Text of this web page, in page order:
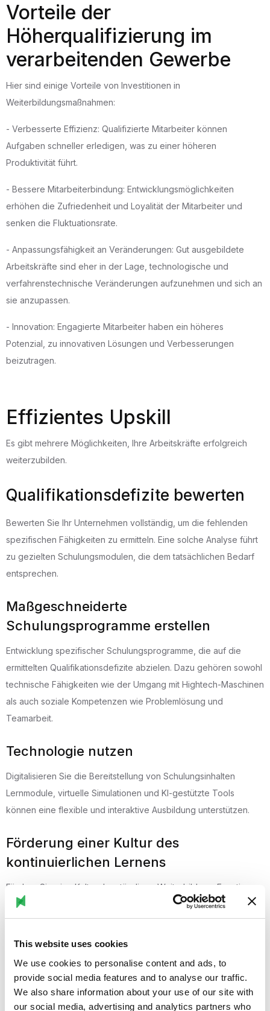
This website uses cookies
We use cookies to personalise content and ads, to
provide social media features and to analyse our traffic.
We also share information about your use of our site with
our social media, advertising and analytics partners who
Vorteile der
Höherqualifizierung im
verarbeitenden Gewerbe
Hier sind einige Vorteile von Investitionen in
Weiterbildungsmaßnahmen:
- Verbesserte Effizienz: Qualifizierte Mitarbeiter können
Aufgaben schneller erledigen, was zu einer höheren
Produktivität führt.
- Bessere Mitarbeiterbindung: Entwicklungsmöglichkeiten
erhöhen die Zufriedenheit und Loyalität der Mitarbeiter und
senken die Fluktuationsrate.
- Anpassungsfähigkeit an Veränderungen: Gut ausgebildete
Arbeitskräfte sind eher in der Lage, technologische und
verfahrenstechnische Veränderungen aufzunehmen und sich an
sie anzupassen.
- Innovation: Engagierte Mitarbeiter haben ein höheres
Potenzial, zu innovativen Lösungen und Verbesserungen
beizutragen.
Effizientes Upskill
Es gibt mehrere Möglichkeiten, Ihre Arbeitskräfte erfolgreich
weiterzubilden.
Qualifikationsdefizite bewerten
Bewerten Sie Ihr Unternehmen vollständig, um die fehlenden
spezifischen Fähigkeiten zu ermitteln. Eine solche Analyse führt
zu gezielten Schulungsmodulen, die dem tatsächlichen Bedarf
entsprechen.
Maßgeschneiderte
Schulungsprogramme erstellen
Entwicklung spezifischer Schulungsprogramme, die auf die
ermittelten Qualifikationsdefizite abzielen. Dazu gehören sowohl
technische Fähigkeiten wie der Umgang mit Hightech-Maschinen
als auch soziale Kompetenzen wie Problemlösung und
Teamarbeit.
Technologie nutzen
Digitalisieren Sie die Bereitstellung von Schulungsinhalten
Lernmodule, virtuelle Simulationen und KI-gestützte Tools
können eine flexible und interaktive Ausbildung unterstützen.
Förderung einer Kultur des
kontinuierlichen Lernens
Fördern Sie eine Kultur der ständigen Weiterbildung. Ermutigen
Sie Ihre Mitarbeiter, sich weiterzubilden, und bieten Sie ihnen
die Möglichkeit, ihre Fähigkeiten in einem realen Umfeld zu
Partnerschaften mit Schulen
(ii) Entwickeln Sie in Zusammenarbeit mit örtlichen Colleges und